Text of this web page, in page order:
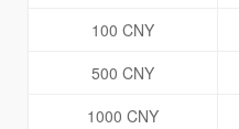
100 CNY
500 CNY
1000 CNY